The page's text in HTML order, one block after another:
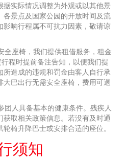
实际情况调整为外观或以其他景
各景点及国家公园的开放时间及流
响行程属不可抗力因素，敬请谅
全座椅，我们提供租借服务，租金
程时提前备注告知，以便我们提
造成的违规和罚金由客人自行承
巴出行无需安全座椅，费用可退
团人具备基本的健康条件。残疾人
取相关政策信息。若没有及时通
椅升降巴士或安排合适的座位。
须知